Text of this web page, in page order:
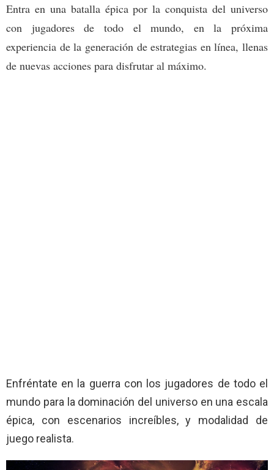
Entra en una batalla épica por la conquista del universo
con jugadores de todo el mundo, en la próxima
experiencia de la generación de estrategias en línea, llenas
de nuevas acciones para disfrutar al máximo.
Enfréntate en la guerra con los jugadores de todo el
mundo para la dominación del universo en una escala
épica, con escenarios increíbles, y modalidad de
juego realista.